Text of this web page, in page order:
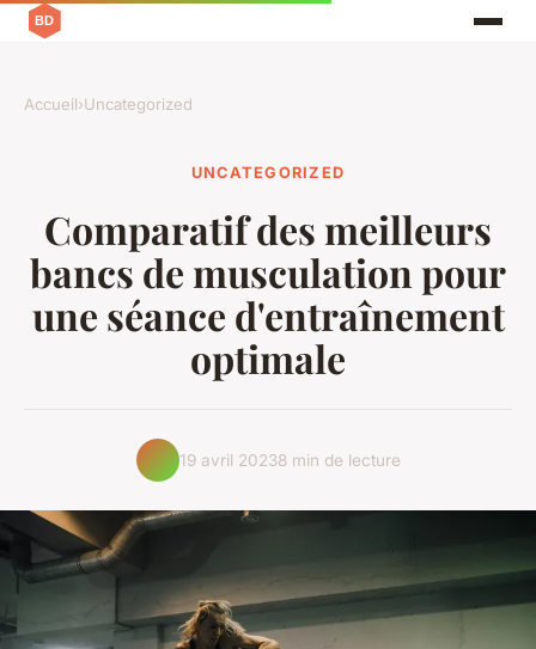
Accueil›Uncategorized
UNCATEGORIZED
Comparatif des meilleurs
bancs de musculation pour
une séance d'entraînement
optimale
19 avril 20238 min de lecture